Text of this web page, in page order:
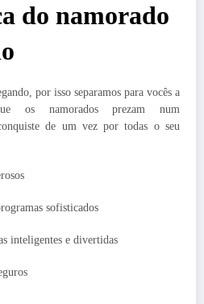
do namorado
por isso separamos para vocês a
os namorados prezam num
de um vez por todas o seu
sofisticados
inteligentes e divertidas